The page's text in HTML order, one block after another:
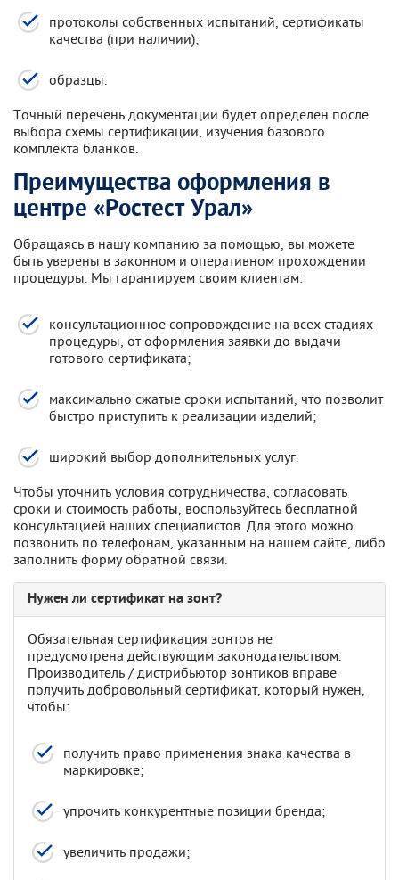
протоколы собственных испытаний, сертификаты
качества (при наличии);
образцы.
Точный перечень документации будет определен после
выбора схемы сертификации, изучения базового
комплекта бланков.
Преимущества оформления в
центре «Ростест Урал»
Обращаясь в нашу компанию за помощью, вы можете
быть уверены в законном и оперативном прохождении
процедуры. Мы гарантируем своим клиентам:
консультационное сопровождение на всех стадиях
процедуры, от оформления заявки до выдачи
готового сертификата;
максимально сжатые сроки испытаний, что позволит
быстро приступить к реализации изделий;
широкий выбор дополнительных услуг.
Чтобы уточнить условия сотрудничества, согласовать
сроки и стоимость работы, воспользуйтесь бесплатной
консультацией наших специалистов. Для этого можно
позвонить по телефонам, указанным на нашем сайте, либо
заполнить форму обратной связи.
Нужен ли сертификат на зонт?
Обязательная сертификация зонтов не
предусмотрена действующим законодательством.
Производитель / дистрибьютор зонтиков вправе
получить добровольный сертификат, который нужен,
чтобы:
получить право применения знака качества в
маркировке;
упрочить конкурентные позиции бренда;
увеличить продажи;